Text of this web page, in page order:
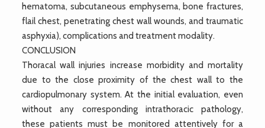
hematoma, subcutaneous emphysema, bone fractures,
flail chest, penetrating chest wall wounds, and traumatic
asphyxia), complications and treatment modality.
CONCLUSION
Thoracal wall injuries increase morbidity and mortality
due to the close proximity of the chest wall to the
cardiopulmonary system. At the initial evaluation, even
without any corresponding intrathoracic pathology,
these patients must be monitored attentively for a